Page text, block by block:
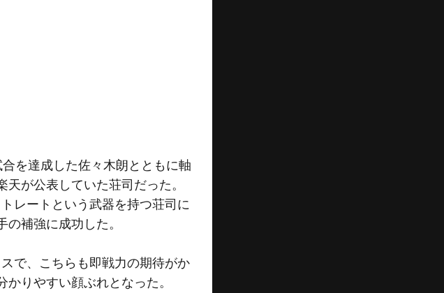
を達成した佐々木朗とともに軸
が公表していた荘司だった。
レートという武器を持つ荘司に
補強に成功した。
で、こちらも即戦力の期待がか
りやすい顔ぶれとなった。